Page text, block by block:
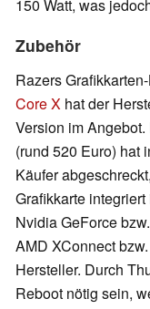
150 Watt, was
Zubehör
Razers
Core X hat der
Version im
(rund 520 Euro) hat
Käufer
Grafikkarte
Nvidia GeForce
AMD XConnect
Hersteller. Durch
Reboot nötig sein,